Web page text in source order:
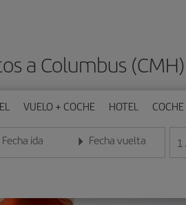
a Columbus (CMH)
VUELO + COCHE HOTEL COCHE
Fecha ida
la fecha en formato día/mes/año
Fecha vuelta
Introduce la fecha en 1